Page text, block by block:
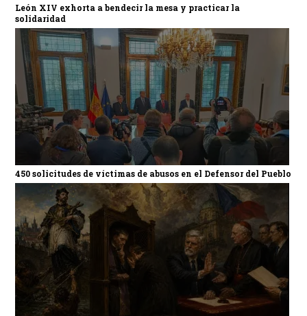
León XIV exhorta a bendecir la mesa y practicar la
solidaridad
450 solicitudes de víctimas de abusos en el Defensor del Pueblo